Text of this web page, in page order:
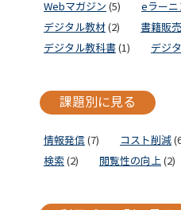
Webマガジン (5)
eラーニ
デジタル教材 (2)
書籍販売
デジタル教科書 (1) デジ
課題別に見る
情報発信 (7) コスト削減
検索 (2) 閲覧性の向上 (2)